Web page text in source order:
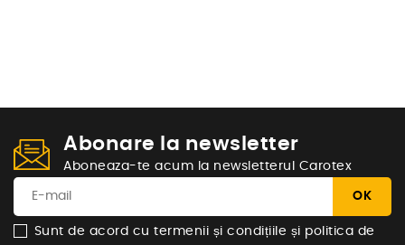
Abonare la newsletter
Aboneaza-te acum la newsletterul Carotex
Sunt de acord cu termenii și condițiile și politica de